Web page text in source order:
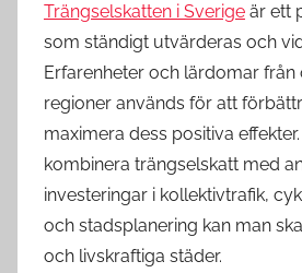
Trängselskatten i Sverige är ett
som ständigt utvärderas och
Erfarenheter och lärdomar från
regioner används för att
maximera dess positiva
kombinera trängselskatt med
investeringar i kollektivtrafik,
och stadsplanering kan man
och livskraftiga städer.